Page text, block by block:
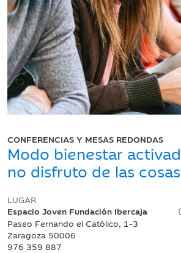
CONFERENCIAS Y MESAS REDONDAS
Modo bienestar
no disfruto de las cosas
LUGAR
Espacio Joven Fundación Ibercaja
Paseo Fernando el Católico, 1-3
Zaragoza 50006
976 359 887